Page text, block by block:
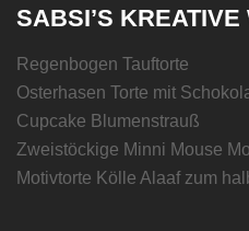
SABSI’S KREATIVE
Regenbogen Tauftorte
Osterhasen Torte mit
Cupcake Blumenstrauß
Zweistöckige Minni Mouse
Motivtorte Kölle Alaaf zum